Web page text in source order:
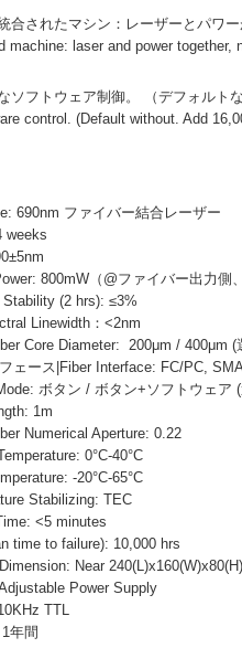
合されたマシン：レーザーとパワ
machine: laser and power together,
ソフトウェア制御。 （デフォルト
control. (Default without. Add
690nm ファイバー結合レーザー
weeks
800mW（@ファイバー出力側
(2 hrs): ≤3%
Linewidth：<2nm
Core Diameter: 200μm / 400μm (
ェース|Fiber Interface: FC/PC,
ボタン / ボタン+ソフトウェア
1m
Numerical Aperture: 0.22
0°C-40°C
-20°C-65°C
Stabilizing: TEC
<5 minutes
time to failure): 10,000 hrs
Near
Power Supply
TTL
年間